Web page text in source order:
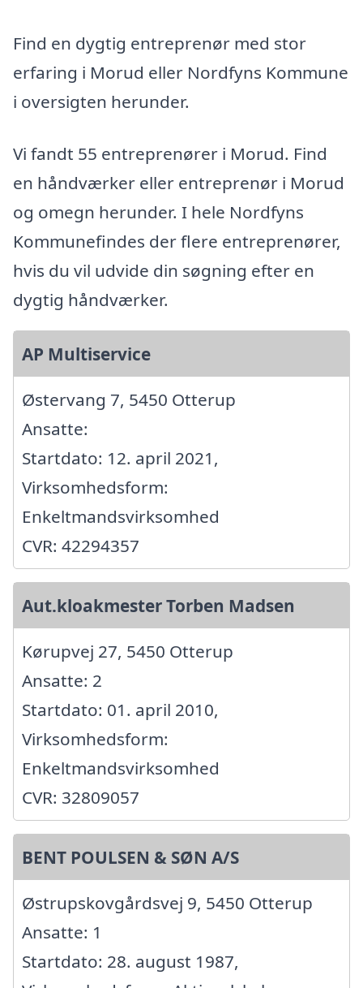
Find en dygtig entreprenør med stor
erfaring i Morud eller Nordfyns Kommune
i oversigten herunder.
Vi fandt 55 entreprenører i Morud. Find
en håndværker eller entreprenør i Morud
og omegn herunder. I hele Nordfyns
Kommunefindes der flere entreprenører,
hvis du vil udvide din søgning efter en
dygtig håndværker.
AP Multiservice
Østervang 7, 5450 Otterup
Ansatte:
Startdato: 12. april 2021,
Virksomhedsform:
Enkeltmandsvirksomhed
CVR: 42294357
Aut.kloakmester Torben Madsen
Kørupvej 27, 5450 Otterup
Ansatte: 2
Startdato: 01. april 2010,
Virksomhedsform:
Enkeltmandsvirksomhed
CVR: 32809057
BENT POULSEN & SØN A/S
Østrupskovgårdsvej 9, 5450 Otterup
Ansatte: 1
Startdato: 28. august 1987,